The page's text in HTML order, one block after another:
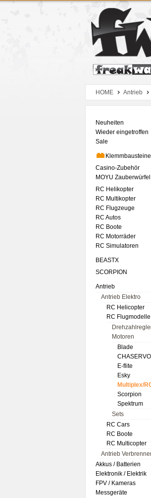
Zum Hauptmenue
Zum Seiteninhalt
Zum Warenkob
HOME Antrieb
Neuheiten
Wieder eingetroffen
Sale
Klemmbausteine
Casino-Zubehör
MOYU Zauberwürfel
RC Helikopter
RC Multikopter
RC Flugzeuge
RC Autos
RC Boote
RC Motorräder
RC Simulatoren
BEASTX
SCORPION
Antrieb
Antrieb Elektro
RC Helicopter
RC Flugmodelle
Motoren
Blade
CHASERVO
E-flite
Esky
Multiplex/
Scorpion
Spektrum
Sets
RC Cars
RC Boote
RC Multicopter
Antrieb
Akkus / Batterien
Elektronik / Elektrik
FPV / Kameras
Messgeräte